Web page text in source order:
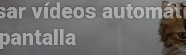
vídeos